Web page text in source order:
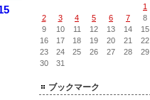
1
2
3 4 5 6 7
8
9
10 11 12 13 14
15
16
17 18 19 20 21
22
23
24 25 26 27 28
29
30
31
ブックマーク